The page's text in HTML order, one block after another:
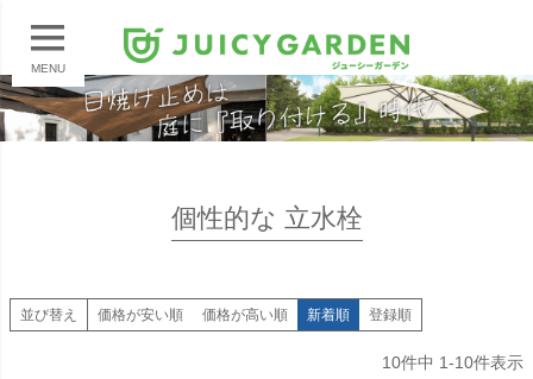
MENU
個性的な 立水栓
並び替え 価格が安い順 価格が高い順 新着順 登録順
10件中 1-10件表示